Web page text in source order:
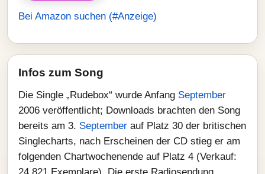
Bei Amazon suchen (#Anzeige)
Infos zum Song
Die Single „Rudebox“ wurde Anfang September
2006 veröffentlicht; Downloads brachten den Song
bereits am 3. September auf Platz 30 der britischen
Singlecharts, nach Erscheinen der CD stieg er am
folgenden Chartwochenende auf Platz 4 (Verkauf: